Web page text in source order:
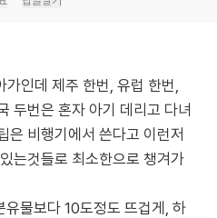
인데 제주 한번, 유럽 한번,
두번은 혼자 아기 데리고 다녀
은 비행기에서 쓴다고 이런저
는것들로 최소한으로 챙겨가
물보다 10도정도 뜨겁게, 하